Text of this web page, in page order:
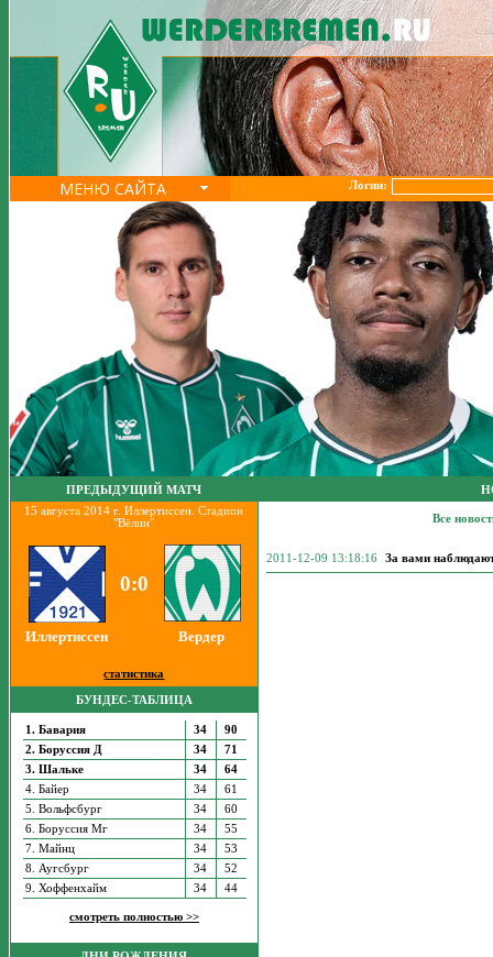
МЕНЮ САЙТА Логин:
ПРЕДЫДУЩИЙ МАТЧ
15 августа 2014 г. Иллертиссен. Стадион
"Вёлин"
0:0
Иллертиссен Вердер
статистика
БУНДЕС-ТАБЛИЦА
1. Бавария 34
90
2. Боруссия Д
34
71
3. Шальке
34
64
4. Байер
34
61
5. Вольфсбург
34
60
6. Боруссия Мг
34
55
7. Майнц
34
53
8. Аугсбург
34
52
9. Хоффенхайм
34 44
смотреть полностью >>
Все
2011-12-09 13:18:16 За вами